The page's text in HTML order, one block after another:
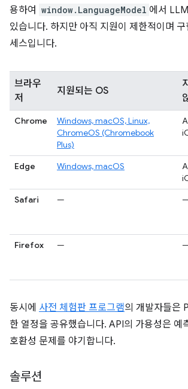
용하여 window.LanguageModel 에서
있습니다. 하지만 아직 지원이 제한적이며
세스입니다.
브라우
저
지원되는 OS
Chrome
Windows, macOS, Linux,
ChromeOS (Chromebook
Plus)
Edge Windows, macOS
Safari
—
Firefox
—
동시에 사전 체험판 프로그램의 개발자들은
한 열정을 공유했습니다. API의 가용성은 예
호환성 문제를 야기합니다.
솔루션